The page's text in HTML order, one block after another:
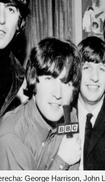
George Harrison, John